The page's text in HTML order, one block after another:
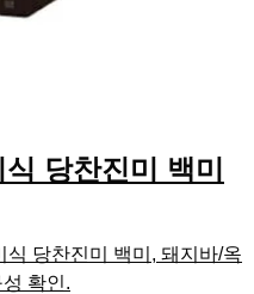
당찬진미 백미
당찬진미 백미, 돼지바/옥
확인.